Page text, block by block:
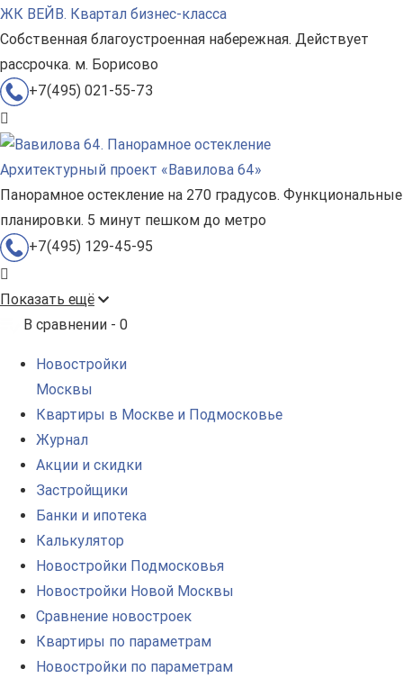
ЖК ВЕЙВ. Квартал бизнес-класса
Собственная благоустроенная набережная. Действует
рассрочка. м. Борисово
+7(495) 021-55-73
Архитектурный проект «Вавилова 64»
Панорамное остекление на 270 градусов. Функциональные
планировки. 5 минут пешком до метро
+7(495) 129-45-95
Показать ещё
В сравнении - 0
Новостройки
Москвы
Квартиры в Москве и Подмосковье
Журнал
Акции и скидки
Застройщики
Банки и ипотека
Калькулятор
Новостройки Подмосковья
Новостройки Новой Москвы
Сравнение новостроек
Квартиры по параметрам
Новостройки по параметрам